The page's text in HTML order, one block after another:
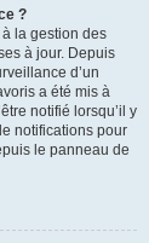
?
la gestion des
à jour. Depuis
d’un
a été mis à
notifié lorsqu’il y
notifications pour
le panneau de